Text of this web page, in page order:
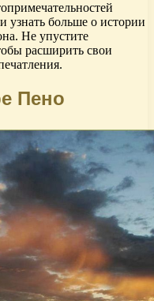
узнать больше о истории
Не упустите
расширить свои
Пено